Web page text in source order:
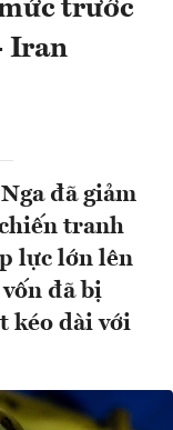
trước
Iran
đã giảm
tranh
lực lớn lên
đã bị
kéo dài với